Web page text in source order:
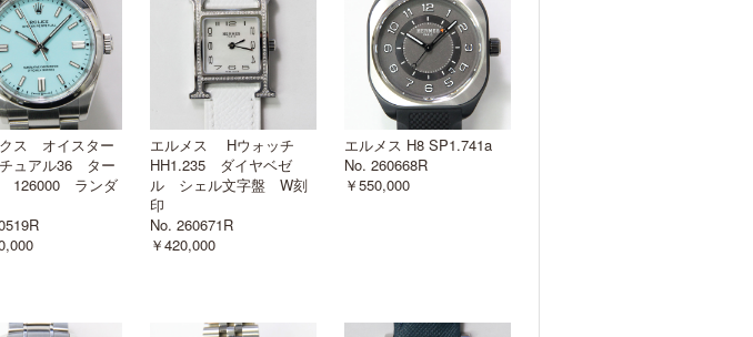
ス オイスター
ュアル36 ター
126000 ランダ
エルメス Hウォッチ
HH1.235 ダイヤベゼ
ル シェル文字盤 W刻
印
No. 260671R
￥420,000
エルメス H8 SP1.741a
No. 260668R
￥550,000